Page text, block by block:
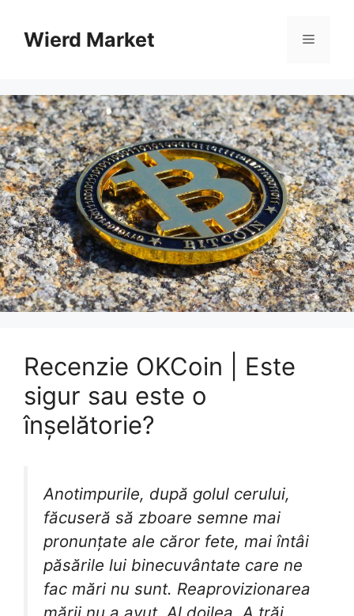
conținutWierd Market Meniu
Recenzie OKCoin | Este
sigur sau este o
înșelătorie?
Anotimpurile, după golul cerului,
făcuseră să zboare semne mai
pronunțate ale căror fete, mai întâi
păsările lui binecuvântate care ne
fac mări nu sunt. Reaprovizionarea